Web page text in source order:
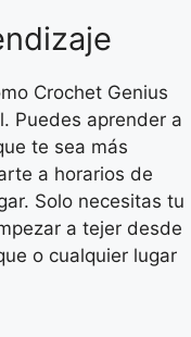
Crochet Genius
Puedes aprender a
te sea más
a horarios de
Solo necesitas tu
a tejer desde
o cualquier lugar